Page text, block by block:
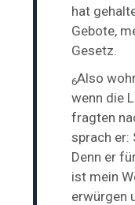
hat
Gebote,
Gesetz.
6Also
wenn die
fragten
sprach er:
Denn er
ist mein
erwürgen